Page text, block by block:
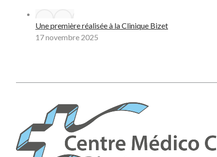
Une première réalisée à la Clinique Bizet
17 novembre 2025